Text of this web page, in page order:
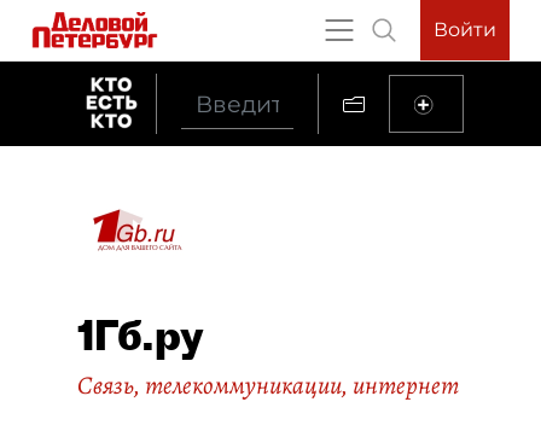
Войти
1Гб.ру
Связь, телекоммуникации, интернет